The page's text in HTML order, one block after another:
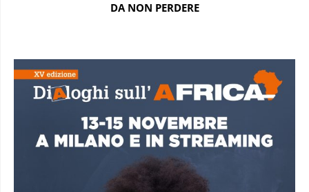
DA NON PERDERE